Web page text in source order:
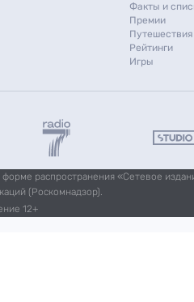
Факты и
Премии
Путешествия
Рейтинги
Игры
распространения «Сетевое
(Роскомнадзор).
12+